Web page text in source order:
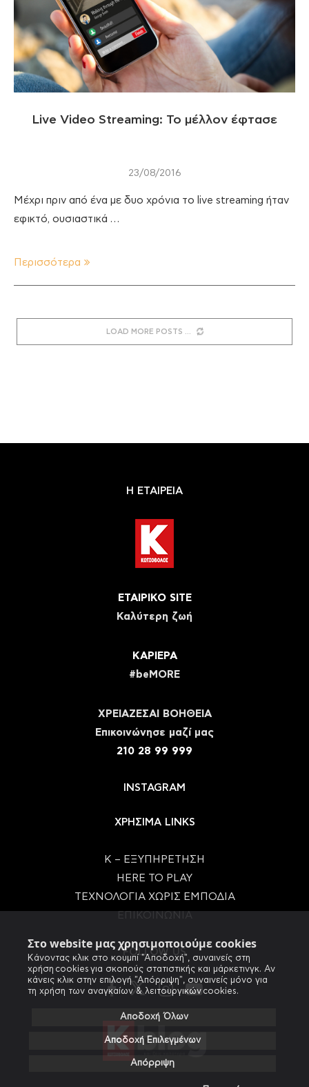
Στο website μας χρησιμοποιούμε cookies
Κάνοντας κλικ στο κουμπί "Αποδοχή", συναινείς στη
χρήση cookies για σκοπούς στατιστικής και μάρκετινγκ. Αν
κάνεις κλικ στην επιλογή "Απόρριψη", συναινείς μόνο για
τη χρήση των αναγκαίων & λειτουργικών cookies.
Αποδοχή Όλων
Αποδοχή Επιλεγμένων
Απόρριψη
Live Video Streaming: Το μέλλον έφτασε
23/08/2016
Μέχρι πριν από ένα με δυο χρόνια το live streaming ήταν
εφικτό, ουσιαστικά …
Περισσότερα
LOAD MORE POSTS
Η ΕΤΑΙΡΕΙΑ
ΕΤΑΙΡΙΚΟ SITE
Καλύτερη ζωή
ΚΑΡΙΕΡΑ
#beMORE
ΧΡΕΙΑΖΕΣΑΙ ΒΟΗΘΕΙΑ
Eπικοινώνησε μαζί μας
210 28 99 999
INSTAGRAM
ΧΡΗΣΙΜΑ LINKS
Κ – ΕΞΥΠΗΡΕΤΗΣΗ
HERE TO PLAY
ΤΕΧΝΟΛΟΓΙΑ ΧΩΡΙΣ ΕΜΠΟΔΙΑ
FOLLOW US